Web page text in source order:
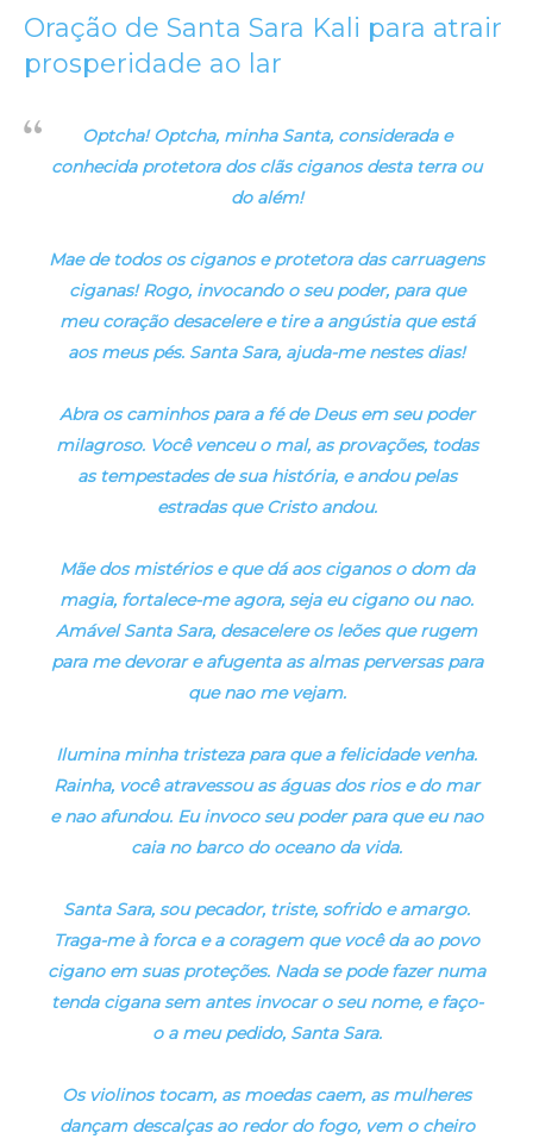
Oração de Santa Sara Kali para atrair
prosperidade ao lar
Optcha! Optcha, minha Santa, considerada e
conhecida protetora dos clãs ciganos desta terra ou
do além!
Mae de todos os ciganos e protetora das carruagens
ciganas! Rogo, invocando o seu poder, para que
meu coração desacelere e tire a angústia que está
aos meus pés. Santa Sara, ajuda-me nestes dias!
Abra os caminhos para a fé de Deus em seu poder
milagroso. Você venceu o mal, as provações, todas
as tempestades de sua história, e andou pelas
estradas que Cristo andou.
Mãe dos mistérios e que dá aos ciganos o dom da
magia, fortalece-me agora, seja eu cigano ou nao.
Amável Santa Sara, desacelere os leões que rugem
para me devorar e afugenta as almas perversas para
que nao me vejam.
Ilumina minha tristeza para que a felicidade venha.
Rainha, você atravessou as águas dos rios e do mar
e nao afundou. Eu invoco seu poder para que eu nao
caia no barco do oceano da vida.
Santa Sara, sou pecador, triste, sofrido e amargo.
Traga-me à forca e a coragem que você da ao povo
cigano em suas proteções. Nada se pode fazer numa
tenda cigana sem antes invocar o seu nome, e faço-
o a meu pedido, Santa Sara.
Os violinos tocam, as moedas caem, as mulheres
dançam descalças ao redor do fogo, vem o cheiro